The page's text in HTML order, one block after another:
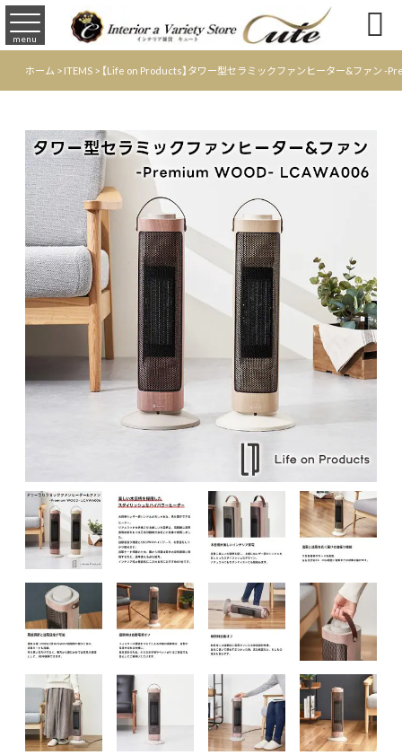
menu 
ホーム >ITEMS > 【Life on Products】タワー型セラミックファンヒーター&ファン -